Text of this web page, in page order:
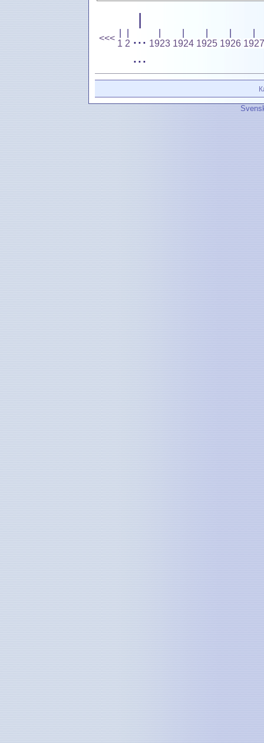
<<<
1 2
|
...
...
1923 1924 1925 1926 1927